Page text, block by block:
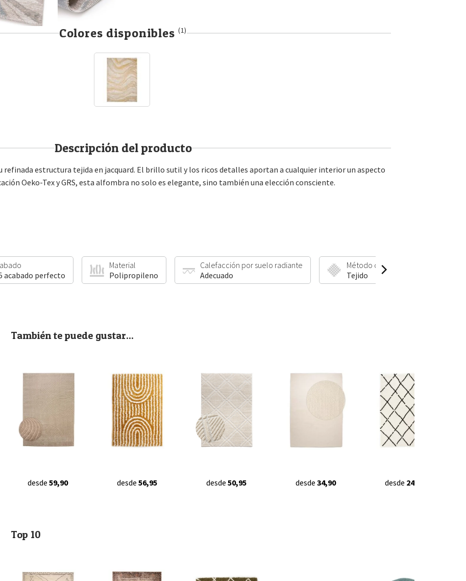
Colores disponibles (1)
Descripción del producto
refinada estructura tejida en jacquard. El brillo sutil y los ricos detalles aportan a cualquier interior un aspecto
Oeko-Tex y GRS, esta alfombra no solo es elegante, sino también una elección consciente.
acabado perfecto
Material
Polipropileno
Calefacción por suelo radiante
Adecuado
Método de fabricación
Tejido
También te puede gustar...
desde 59,90 desde 56,95 desde 50,95 desde 34,90 desde 24,90
Top 10